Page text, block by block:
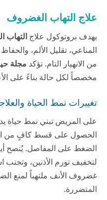
علاج التهاب الغضروف
يهدف بروتوكول علاج التهاب
المناعي، تقليل الألم،
من الانهيار التام. تؤكد مجلة
مخصصاً لكل حالة بناءً على
تغييرات نمط الحياة
على المريض تبني نمط حياة
الحصول على قسط كافٍ من
الضغط على المفاصل. يُنصح
لتخفيف تورم الأذنين، وتجنب
غضروف الأنف ملتهباً لمنع
المتضررة.